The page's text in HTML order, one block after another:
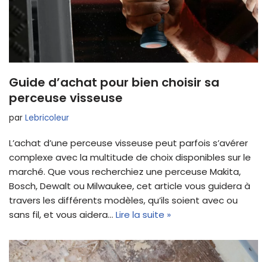
Guide d’achat pour bien choisir sa
perceuse visseuse
par Lebricoleur
L’achat d’une perceuse visseuse peut parfois s’avérer
complexe avec la multitude de choix disponibles sur le
marché. Que vous recherchiez une perceuse Makita,
Bosch, Dewalt ou Milwaukee, cet article vous guidera à
travers les différents modèles, qu’ils soient avec ou
sans fil, et vous aidera… Lire la suite »